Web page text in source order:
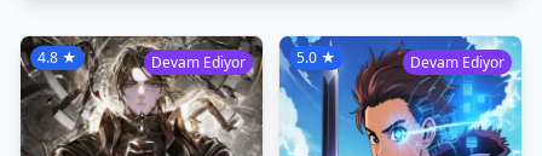
Devam Ediyor
4.8 ★ Devam Ediyor
5.0 ★